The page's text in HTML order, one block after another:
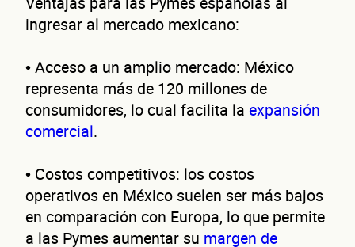
ingresar al mercado mexicano:
• Acceso a un amplio mercado: México
representa más de 120 millones de
consumidores, lo cual facilita la expansión
comercial.
• Costos competitivos: los costos
operativos en México suelen ser más bajos
en comparación con Europa, lo que permite
a las Pymes aumentar su margen de
Primer apellido
Segundo apellido
Teléfono